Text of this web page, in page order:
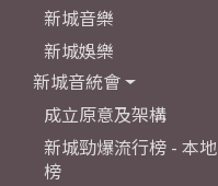
新城音樂
新城娛樂
新城音統會
成立原意及架構
新城勁爆流行榜 - 本地
榜